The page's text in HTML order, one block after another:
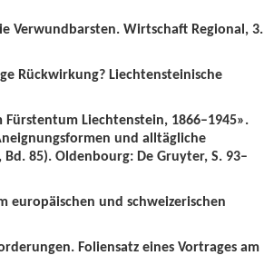
Verwundbarsten. Wirtschaft Regional, 3.
Rückwirkung? Liechtensteinische
Liechtenstein, 1866–1945».
und alltägliche
85). Oldenbourg: De Gruyter, S. 93–
europäischen und schweizerischen
Foliensatz eines Vortrages am